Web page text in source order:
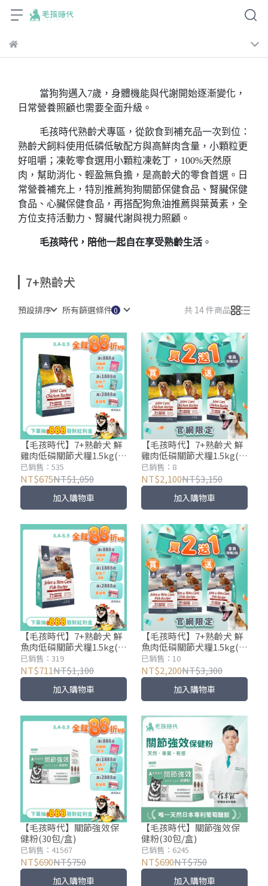
當狗狗邁入7歲，身體機能與代謝開始逐漸變化，
日常營養照顧也需要全面升級。
毛孩時代熟齡犬專區，從飲食到補充品一次到位：
熟齡犬飼料使用低磷低敏配方與高鮮肉含量，小顆粒更
好咀嚼；凍乾零食選用小顆粒凍乾丁，100%天然原
肉，幫助消化、輕盈無負擔，是高齡犬的零食首選。日
常營養補充上，特別推薦狗狗關節保健食品、腎臟保健
食品、心臟保健食品，再搭配狗魚油推薦與葉黃素，全
方位支持活動力、腎臟代謝與視力照顧。
毛孩時代，陪他一起自在享受熟齡生活 。
7+熟齡犬
預設排序 所有篩選條件 共 14 件商品
【毛孩時代】7+熟齡犬 鮮
雞肉低磷關節犬糧1.5kg(關
節保健)
已銷售：535
NT$675NT$1,050
加入購物車
【毛孩時代】7+熟齡犬 鮮
雞肉低磷關節犬糧1.5kg(買
2送1)
已銷售：8
NT$2,100NT$3,150
加入購物車
【毛孩時代】7+熟齡犬 鮮
魚肉低磷關節犬糧1.5kg(關
節保健)
已銷售：319
NT$711NT$1,100
加入購物車
【毛孩時代】7+熟齡犬 鮮
魚肉低磷關節犬糧1.5kg(買
2送1)
已銷售：10
NT$2,200NT$3,300
加入購物車
【毛孩時代】關節強效保
健粉(30包/盒)
已銷售：41567
NT$690NT$750
加入購物車
【毛孩時代】關節強效保
健粉(30包/盒)
已銷售：6245
NT$690NT$750
加入購物車